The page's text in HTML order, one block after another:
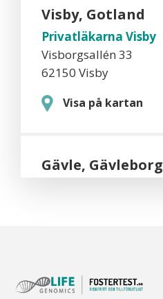
Visby, Gotland
Privatläkarna Visby
Visborgsallén 33
62150 Visby
Visa på kartan
Gävle, Gävleborg